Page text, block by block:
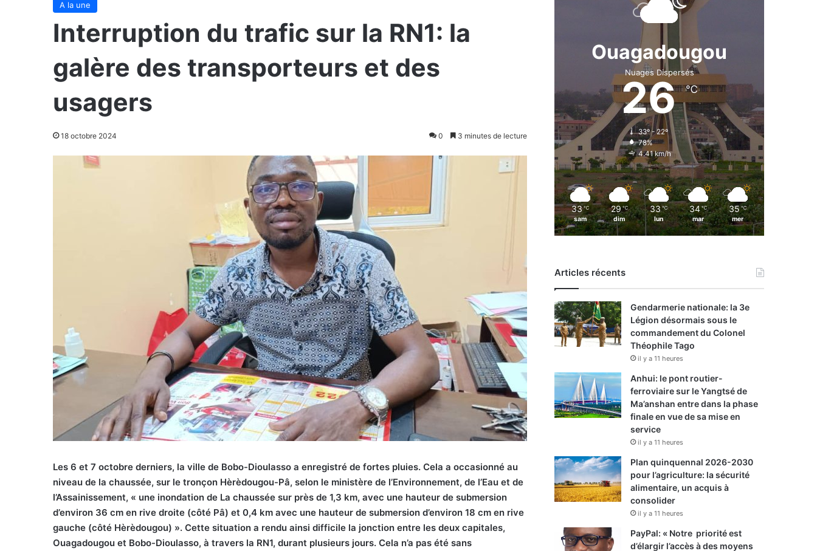
A la une
Interruption du trafic sur la RN1: la
galère des transporteurs et des
usagers
18 octobre 2024 0 3 minutes de lecture
Les 6 et 7 octobre derniers, la ville de Bobo-Dioulasso a enregistré de fortes pluies. Cela a occasionné au
niveau de la chaussée, sur le tronçon Hèrèdougou-Pâ, selon le ministère de l’Environnement, de l’Eau et de
l’Assainissement, « une inondation de La chaussée sur près de 1,3 km, avec une hauteur de submersion
d’environ 36 cm en rive droite (côté Pâ) et 0,4 km avec une hauteur de submersion d’environ 18 cm en rive
gauche (côté Hèrèdougou) ». Cette situation a rendu ainsi difficile la jonction entre les deux capitales,
Ouagadougou et Bobo-Dioulasso, à travers la RN1, durant plusieurs jours. Cela n’a pas été sans
Ouagadougou
Nuages Dispersés
26℃
33º - 22º
78%
4.41 km/h
33 ℃
sam
29 ℃
dim
33 ℃
lun
34 ℃
mar
35 ℃
mer
Articles récents
Gendarmerie nationale: la 3e
Légion désormais sous le
commandement du Colonel
Théophile Tago
il y a 11 heures
Anhui: le pont routier-
ferroviaire sur le Yangtsé de
Ma’anshan entre dans la phase
finale en vue de sa mise en
service
il y a 11 heures
Plan quinquennal 2026-2030
pour l’agriculture: la sécurité
alimentaire, un acquis à
consolider
il y a 11 heures
PayPal: « Notre priorité est
d’élargir l’accès à des moyens